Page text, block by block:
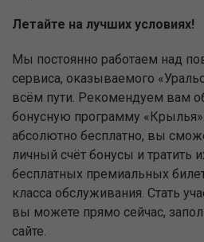
Летайте на лучших условиях!
Мы постоянно работаем над
сервиса, оказываемого
всём пути. Рекомендуем вам
бонусную программу
абсолютно бесплатно, вы
личный счёт бонусы и тратить
бесплатных премиальных
класса обслуживания. Стать
вы можете прямо сейчас,
сайте.